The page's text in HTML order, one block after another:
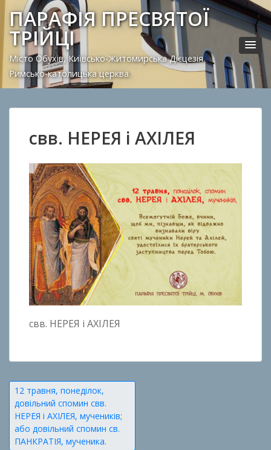
ПАРАФІЯ ПРЕСВЯТОЇ
ТРІЙЦІ
Місто Обухів, Київсько-Житомирська Дієцезія.
Римсько-католицька церква.
свв. НЕРЕЯ і АХІЛЕЯ
свв. НЕРЕЯ і АХІЛЕЯ
Навігація
записів
12 травня, понеділок,
довільний спомин свв.
НЕРЕЯ і АХІЛЕЯ, мучеників;
або довільний спомин св.
ПАНКРАТІЯ, мученика.